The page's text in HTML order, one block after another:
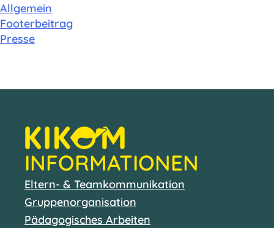
Allgemein
Footerbeitrag
Presse
INFORMATIONEN
Eltern- & Teamkommunikation
Gruppenorganisation
Pädagogisches Arbeiten